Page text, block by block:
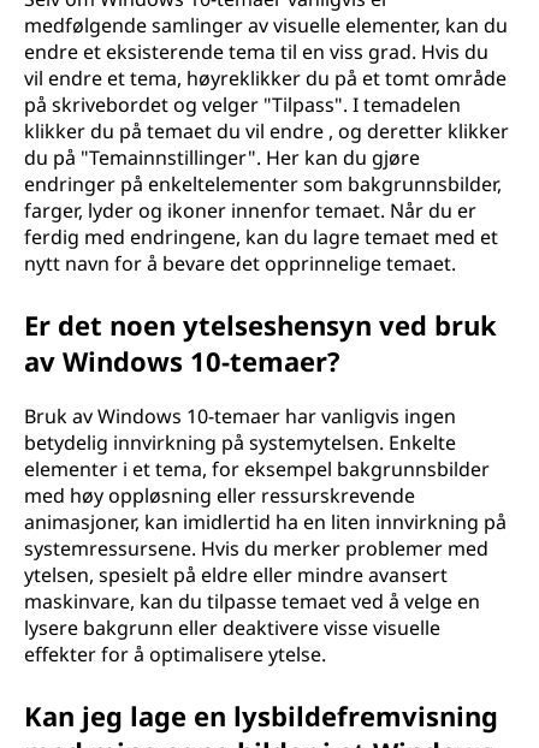
medfølgende samlinger av visuelle elementer, kan du
endre et eksisterende tema til en viss grad. Hvis du
vil endre et tema, høyreklikker du på et tomt område
på skrivebordet og velger "Tilpass". I temadelen
klikker du på temaet du vil endre , og deretter klikker
du på "Temainnstillinger". Her kan du gjøre
endringer på enkeltelementer som bakgrunnsbilder,
farger, lyder og ikoner innenfor temaet. Når du er
ferdig med endringene, kan du lagre temaet med et
nytt navn for å bevare det opprinnelige temaet.
Er det noen ytelseshensyn ved bruk
av Windows 10-temaer?
Bruk av Windows 10-temaer har vanligvis ingen
betydelig innvirkning på systemytelsen. Enkelte
elementer i et tema, for eksempel bakgrunnsbilder
med høy oppløsning eller ressurskrevende
animasjoner, kan imidlertid ha en liten innvirkning på
systemressursene. Hvis du merker problemer med
ytelsen, spesielt på eldre eller mindre avansert
maskinvare, kan du tilpasse temaet ved å velge en
lysere bakgrunn eller deaktivere visse visuelle
effekter for å optimalisere ytelse.
Kan jeg lage en lysbildefremvisning